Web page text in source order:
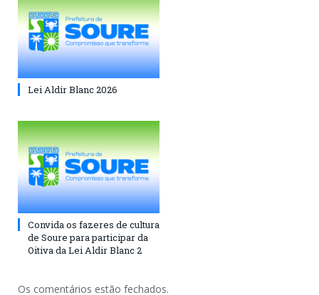
Lei Aldir Blanc 2026
Convida os fazeres de cultura
de Soure para participar da
Oitiva da Lei Aldir Blanc 2
Os comentários estão fechados.